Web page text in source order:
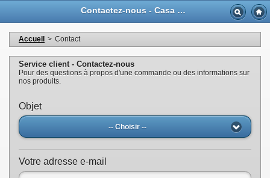
Contactez-nous - Casa Musicale Eco
Accueil > Contact
Service client - Contactez-nous
Pour des questions à propos d'une commande ou des informations sur
nos produits.
Objet
-- Choisir --
Votre adresse e-mail